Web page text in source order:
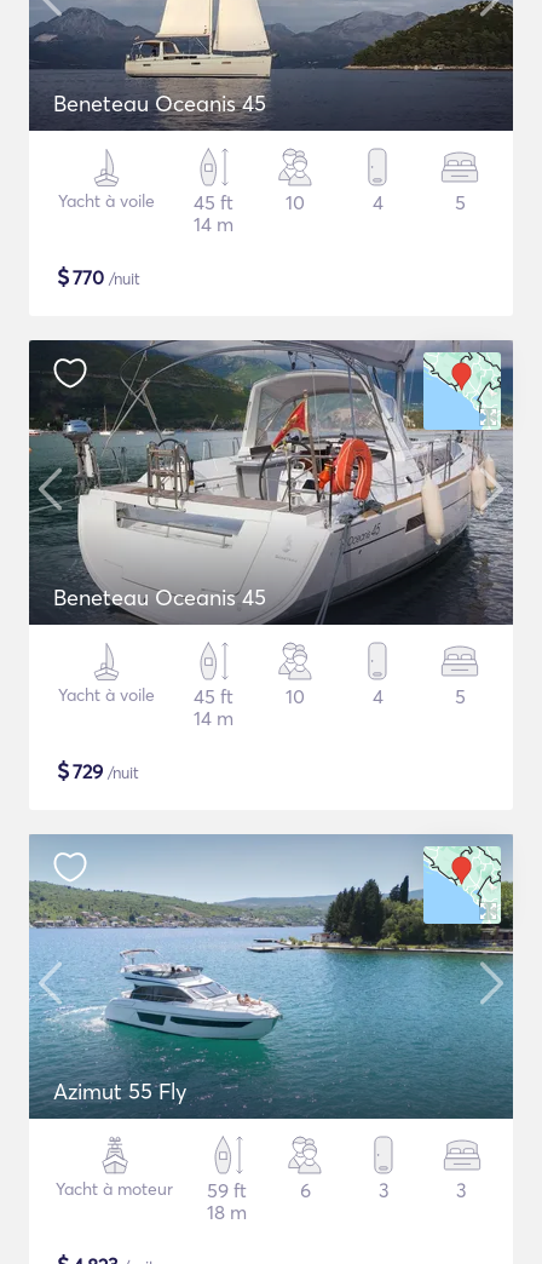
Beneteau Oceanis 45
Yacht à voile
45 ft
14 m
10 4 5
$770 /nuit
Beneteau Oceanis 45
Yacht à voile
45 ft
14 m
10 4 5
$729 /nuit
Azimut 55 Fly
Yacht à moteur
59 ft
18 m
6 3 3